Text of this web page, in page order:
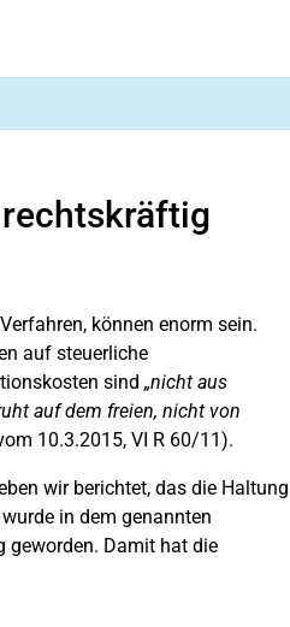
können enorm sein.
auf steuerliche
sind „nicht aus
auf dem freien, nicht von
10.3.2015, VI R 60/11).
wir berichtet, das die Haltung
in dem genannten
geworden. Damit hat die